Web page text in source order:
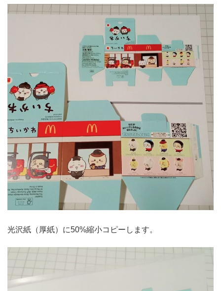
光沢紙（厚紙）に50%縮小コピーします。